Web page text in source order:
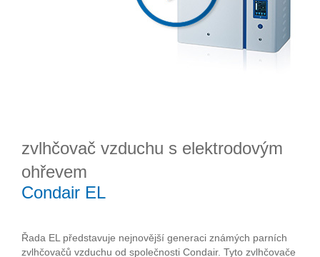
zvlhčovač vzduchu s elektrodovým
ohřevem
Condair EL
Řada EL představuje nejnovější generaci známých parních
zvlhčovačů vzduchu od společnosti Condair. Tyto zvlhčovače